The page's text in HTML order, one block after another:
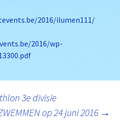
2016/ilumen111/
2016/wp-
3e divisie
op 24 juni 2016 →